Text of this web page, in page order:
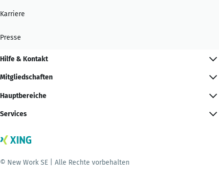
Karriere
Presse
Hilfe & Kontakt
Mitgliedschaften
Hauptbereiche
Services
© New Work SE | Alle Rechte vorbehalten